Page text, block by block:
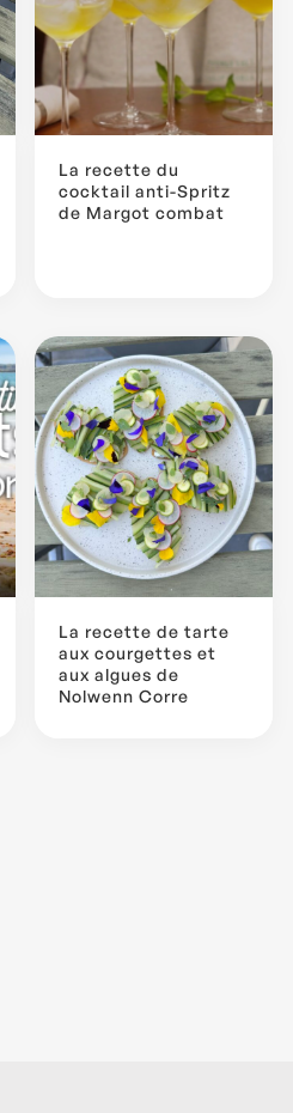
La recette du
cocktail anti-Spritz
de Margot combat
La recette de tarte
aux courgettes et
aux algues de
Nolwenn Corre